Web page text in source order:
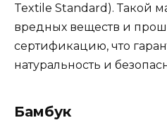
Textile Standard). Такой
вредных веществ и
сертификацию, что
натуральность и
Бамбук